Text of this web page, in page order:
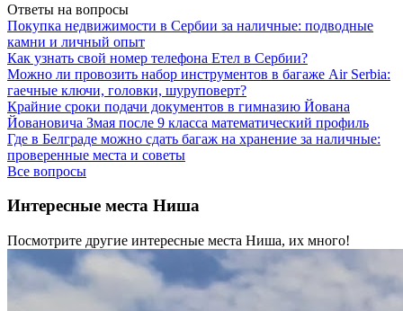
Ответы на вопросы
Покупка недвижимости в Сербии за наличные: подводные
камни и личный опыт
Как узнать свой номер телефона Етел в Сербии?
Можно ли провозить набор инструментов в багаже Air Serbia:
гаечные ключи, головки, шуруповерт?
Крайние сроки подачи документов в гимназию Йована
Йовановича Змая после 9 класса математический профиль
Где в Белграде можно сдать багаж на хранение за наличные:
проверенные места и советы
Все вопросы
Интересные места Ниша
Посмотрите другие интересные места Ниша, их много!